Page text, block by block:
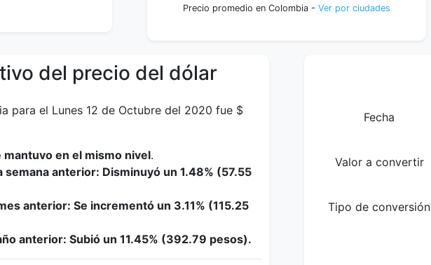
Precio promedio en Colombia - Ver por ciudades
del precio del dólar
para el Lunes 12 de Octubre del 2020 fue $
mantuvo en el mismo nivel.
semana anterior: Disminuyó un 1.48% (57.55
anterior: Se incrementó un 3.11% (115.25
anterior: Subió un 11.45% (392.79 pesos).
Fecha
Valor a convertir
Tipo de conversión